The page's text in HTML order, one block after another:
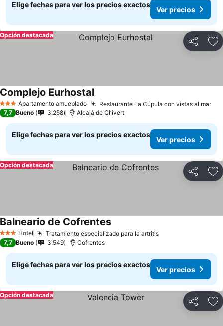
Elige fechas para ver los precios exactos
Ver precios
Compartir
Opción destacada
3 EstrellasApartamento amueblado Restaurante La Cúpula con vistas al mar
Complejo Eurhostal
7,7 Bueno 3.258 Alcalá de Chivert
Elige fechas para ver los precios exactos
Ver precios
Compartir
Opción destacada
3 Estrellas
Hotel Tratamiento especializado para la artritis
Balneario de Cofrentes
7,7 Bueno 3.549 Cofrentes
Elige fechas para ver los precios exactos
Ver precios
Compartir
Opción destacada